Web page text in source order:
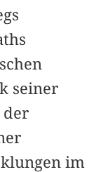
seiner
der
im